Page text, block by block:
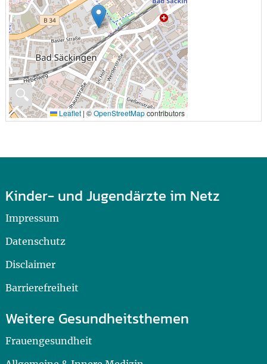
🔍
Leaflet | ©OpenStreetMapcontributors
Kinder- und Jugendärzte im Netz
Impressum
Datenschutz
Disclaimer
Barrierefreiheit
Weitere Gesundheitsthemen
Frauengesundheit